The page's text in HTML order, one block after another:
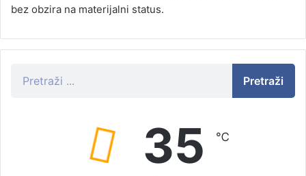
bez obzira na materijalni status.
Pretraži
35 ℃